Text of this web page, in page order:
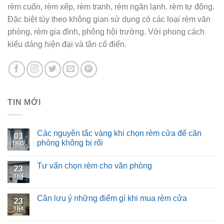
rèm cuốn, rèm xếp, rèm tranh, rèm ngăn lạnh. rèm tự động.
Đặc biệt tùy theo không gian sử dụng có các loại rèm văn
phòng, rèm gia đình, phông hội trường. Với phong cách
kiểu dáng hiện đại và tân cổ điển.
TIN MỚI
03
Th12
Các nguyên tắc vàng khi chọn rèm cửa để căn
phòng không bị rối
23
Th4
Tư vấn chọn rèm cho văn phòng
23
Th4
Cần lưu ý những điểm gì khi mua rèm cửa